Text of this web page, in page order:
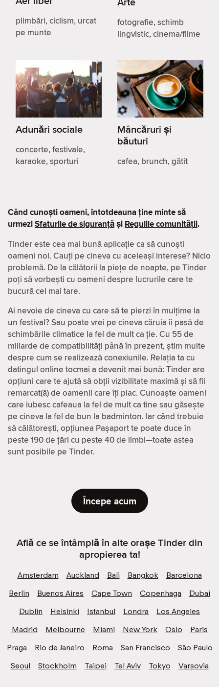
plimbări, ciclism, urcat
pe munte
fotografie, schimb
lingvistic, cinema/filme
Adunări sociale
concerte, festivale,
karaoke, sporturi
Mâncăruri și
băuturi
cafea, brunch, gătit
Când cunoști oameni, întotdeauna ține minte să
urmeziSfaturile de siguranțăși Regulile comunității.
Tinder este cea mai bună aplicație ca să cunoști
oameni noi. Cauți pe cineva cu aceleași interese? Nicio
problemă. De la călătorii la piețe de noapte, pe Tinder
poți să vorbești cu oameni despre lucrurile care te
bucură cel mai tare.
Ai nevoie de cineva cu care să te pierzi în mulțime la
un festival? Sau poate vrei pe cineva căruia îi pasă de
schimbările climatice la fel de mult ca ție. Cu 55 de
miliarde de compatibilităţi până în prezent, știm multe
despre cum se realizează conexiunile. Relația ta cu
datingul online tocmai a devenit mai bună: Tinder are
opțiuni care te ajută să obții vizibilitate maximă și să fii
remarcat(ă) de oamenii care îți plac. Cunoaște oameni
care iubesc cafeaua la fel de mult ca tine sau găsește
pe cineva la fel de bun la badminton. Iar când trebuie
să călătorești, opțiunea Pașaport te poate duce în
peste 190 de țări cu peste 40 de limbi—toate astea
sunt posibile pe Tinder.
Începe acum
Află ce se întâmplă în alte orașe Tinder din
apropierea ta!
Amsterdam Auckland Bali Bangkok
Barcelona
Berlin
Buenos Aires Cape Town Copenhaga
Dubai
Dublin
Helsinki Istanbul Londra
Los Angeles
Madrid
Melbourne Miami New York Oslo
Paris
Praga
Rio de Janeiro Roma San Francisco
São Paulo
Seoul
Stockholm Taipei Tel Aviv Tokyo Varșovia